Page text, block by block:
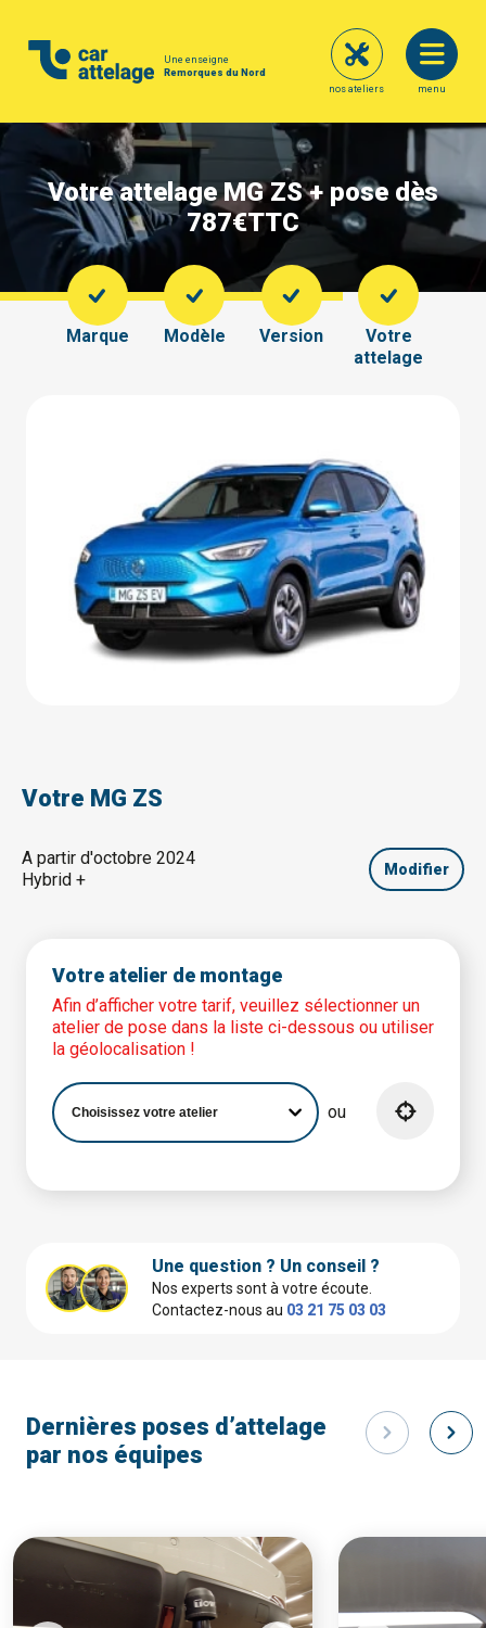
Une enseigne
Remorques du Nord
menu
nos ateliers
Votre attelage MG ZS + pose dès
787€TTC
Marque Modèle Version
Votre
attelage
Votre MG ZS
A partir d'octobre 2024
Hybrid +
Modifier
Votre atelier de montage
Afin d’afficher votre tarif, veuillez sélectionner un
atelier de pose dans la liste ci-dessous ou utiliser
la géolocalisation !
ou
Une question ? Un conseil ?
Nos experts sont à votre écoute.
Contactez-nous au 03 21 75 03 03
Dernières poses d’attelage
par nos équipes